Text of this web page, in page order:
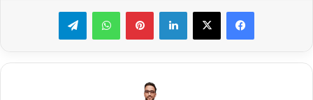
لينكدإن بينتيريستواتساب تيلقرام